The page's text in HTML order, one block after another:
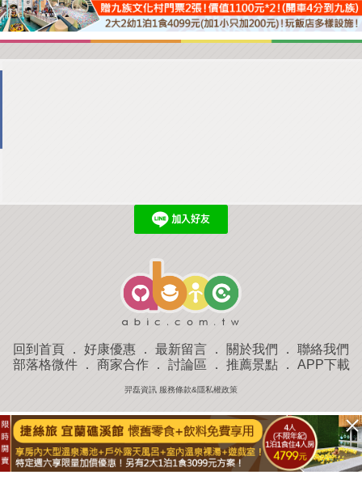
回到首頁 ． 好康優惠 ． 最新留言 ． 關於我們 ． 聯絡我們
部落格微件． 商家合作． 討論區 ． 推薦景點． APP下載
羿磊資訊 服務條款&隱私權政策